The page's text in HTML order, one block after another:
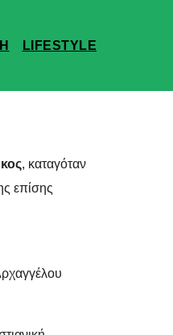
LIFESTYLE
, καταγόταν
επίσης